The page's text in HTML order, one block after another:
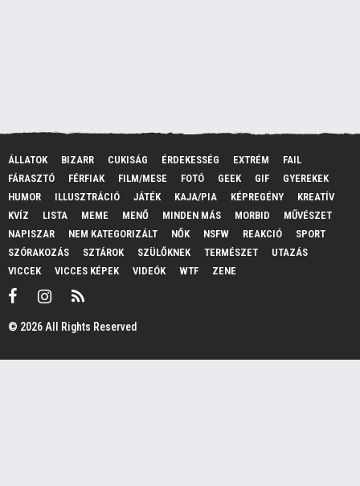
ÁLLATOK BIZARR CUKISÁG ÉRDEKESSÉG EXTRÉM
FAIL
FÁRASZTÓ
FÉRFIAK FILM/MESE FOTÓ GEEK GIF
GYEREKEK
HUMOR
ILLUSZTRÁCIÓ JÁTÉK KAJA/PIA KÉPREGÉNY
KREATÍV
KVÍZ
LISTA MEME MENŐ MINDEN MÁS MORBID
MŰVÉSZET
NAPISZAR
NEM KATEGORIZÁLT NŐK NSFW REAKCIÓ
SPORT
SZÓRAKOZÁS
SZTÁROK SZÜLŐKNEK TERMÉSZET
UTAZÁS
VICCEK
VICCES KÉPEK VIDEÓK WTF ZENE
© 2026 All Rights Reserved